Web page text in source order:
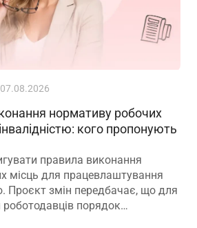
07.08.2026
нормативу робочих
кого пропонують
правила виконання
місць для працевлаштування
Проєкт змін передбачає, що для
роботодавців порядок